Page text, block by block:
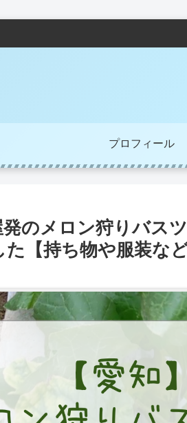
プロフィール
発のメロン狩りバス
【持ち物や服装など